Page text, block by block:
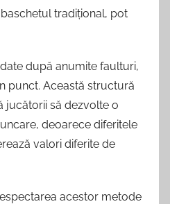
tradițional, pot
după anumite faulturi,
punct. Această structură
jucătorii să dezvolte o
deoarece diferitele
valori diferite de
acestor metode